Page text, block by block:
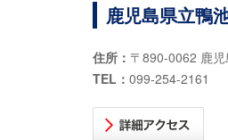
鹿児島県立鴨
住所： 〒890-0062 鹿
TEL： 099-254-2161